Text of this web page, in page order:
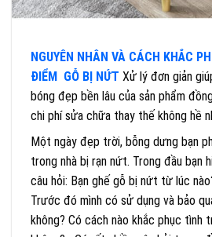
NGUYÊN NHÂN VÀ CÁCH KHẮC
ĐIỂM GỖ BỊ NỨT Xử lý đơn giản
bóng đẹp bền lâu của sản phẩm
chi phí sửa chữa thay thế không hề
Một ngày đẹp trời, bỗng dưng bạn
trong nhà bị rạn nứt. Trong đầu bạn
câu hỏi: Bạn ghế gỗ bị nứt từ lúc
Trước đó mình có sử dụng và bảo
không? Có cách nào khắc phục tình